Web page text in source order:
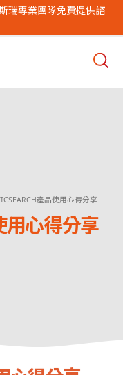
瑞專業團隊免費提供諮
產品使用心得分享
心得分享